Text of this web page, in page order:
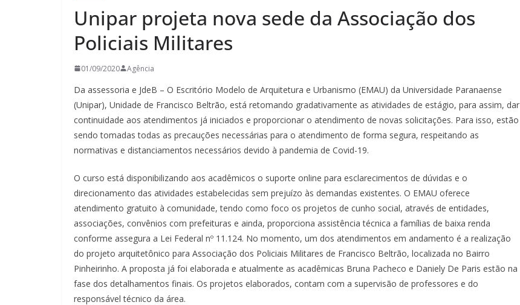
Unipar projeta nova sede da Associação dos
Policiais Militares
01/09/2020 Agência
Da assessoria e JdeB – O Escritório Modelo de Arquitetura e Urbanismo (EMAU) da Universidade Paranaense
(Unipar), Unidade de Francisco Beltrão, está retomando gradativamente as atividades de estágio, para assim, dar
continuidade aos atendimentos já iniciados e proporcionar o atendimento de novas solicitações. Para isso, estão
sendo tomadas todas as precauções necessárias para o atendimento de forma segura, respeitando as
normativas e distanciamentos necessários devido à pandemia de Covid-19.
O curso está disponibilizando aos acadêmicos o suporte online para esclarecimentos de dúvidas e o
direcionamento das atividades estabelecidas sem prejuízo às demandas existentes. O EMAU oferece
atendimento gratuito à comunidade, tendo como foco os projetos de cunho social, através de entidades,
associações, convênios com prefeituras e ainda, proporciona assistência técnica a famílias de baixa renda
conforme assegura a Lei Federal nº 11.124. No momento, um dos atendimentos em andamento é a realização
do projeto arquitetônico para Associação dos Policiais Militares de Francisco Beltrão, localizada no Bairro
Pinheirinho. A proposta já foi elaborada e atualmente as acadêmicas Bruna Pacheco e Daniely De Paris estão na
fase dos detalhamentos finais. Os projetos elaborados, contam com a supervisão de professores e do
responsável técnico da área.